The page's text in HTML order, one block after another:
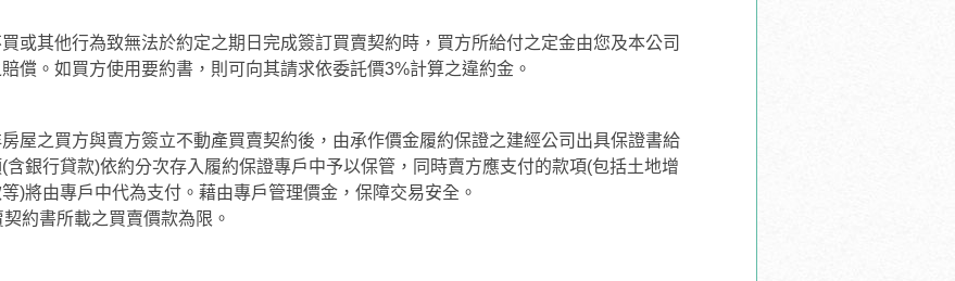
或其他行為致無法於約定之期日完成簽訂買賣契約時，買方所給付之定金由您及本公司
償。如買方使用要約書，則可向其請求依委託價3%計算之違約金。
屋之買方與賣方簽立不動產買賣契約後，由承作價金履約保證之建經公司出具保證書給
銀行貸款)依約分次存入履約保證專戶中予以保管，同時賣方應支付的款項(包括土地增
)將由專戶中代為支付。藉由專戶管理價金，保障交易安全。
約書所載之買賣價款為限。